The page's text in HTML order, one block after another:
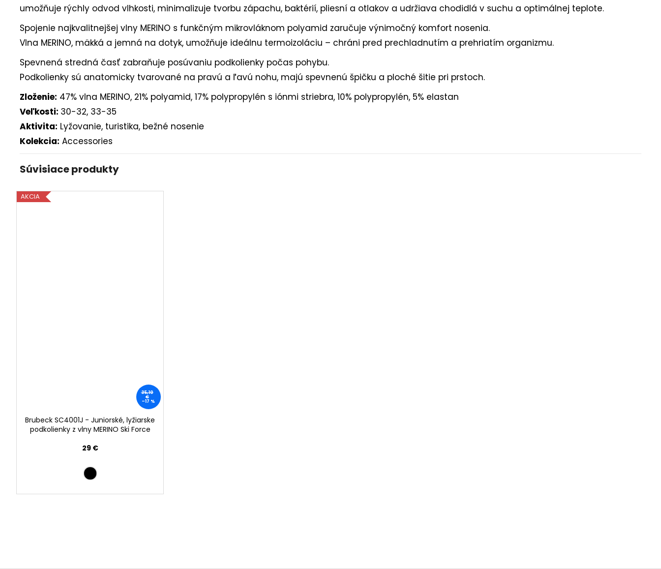
umožňuje rýchly odvod vlhkosti, minimalizuje tvorbu zápachu, baktérií, pliesní a otlakov a udržiava chodidlá v suchu a optimálnej teplote.
Spojenie najkvalitnejšej vlny MERINO s funkčným mikrovláknom polyamid zaručuje výnimočný komfort nosenia.
Vlna MERINO, mäkká a jemná na dotyk, umožňuje ideálnu termoizoláciu – chráni pred prechladnutím a prehriatím organizmu.
Spevnená stredná časť zabraňuje posúvaniu podkolienky počas pohybu.
Podkolienky sú anatomicky tvarované na pravú a ľavú nohu, majú spevnenú špičku a ploché šitie pri prstoch.
Zloženie: 47% vlna MERINO, 21% polyamid, 17% polypropylén s iónmi striebra, 10% polypropylén, 5% elastan
Veľkosti: 30-32, 33-35
Aktivita: Lyžovanie, turistika, bežné nosenie
Kolekcia: Accessories
Súvisiace produkty
AKCIA
35,10
€
–17 %
Brubeck SC4001J - Juniorské, lyžiarske
podkolienky z vlny MERINO Ski Force
29 €